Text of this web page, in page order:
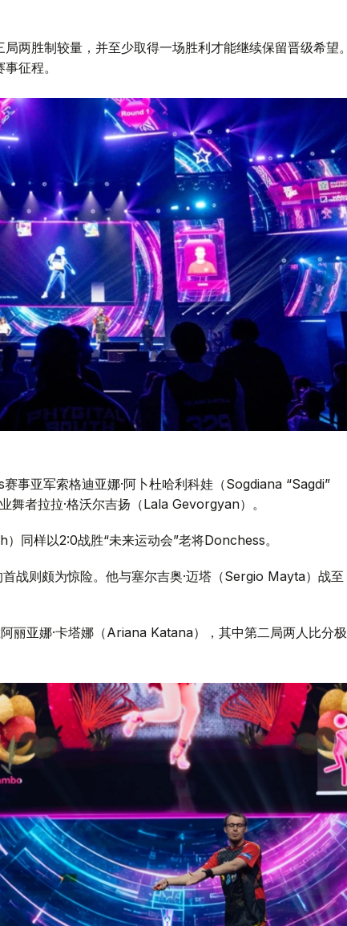
两胜制较量，并至少取得一场胜利才能继续保留晋级希望。
征程。
事亚军索格迪亚娜·阿卜杜哈利科娃（Sogdiana “Sagdi”
者拉拉·格沃尔吉扬（Lala Gevorgyan）。
同样以2:0战胜“未来运动会”老将Donchess。
战则颇为惊险。他与塞尔吉奥·迈塔（Sergio Mayta）战至
丽亚娜·卡塔娜（Ariana Katana），其中第二局两人比分极